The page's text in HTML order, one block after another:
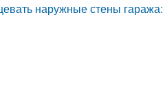
наружные стены